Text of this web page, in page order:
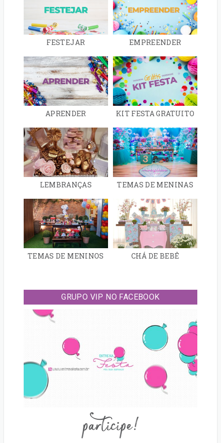
FESTEJAR EMPREENDER
APRENDER KIT FESTA GRATUITO
LEMBRANÇAS TEMAS DE MENINAS
TEMAS DE MENINOS CHÁ DE BEBÊ
GRUPO VIP NO FACEBOOK
participe!